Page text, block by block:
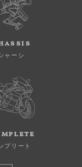
ャーシ
プリート